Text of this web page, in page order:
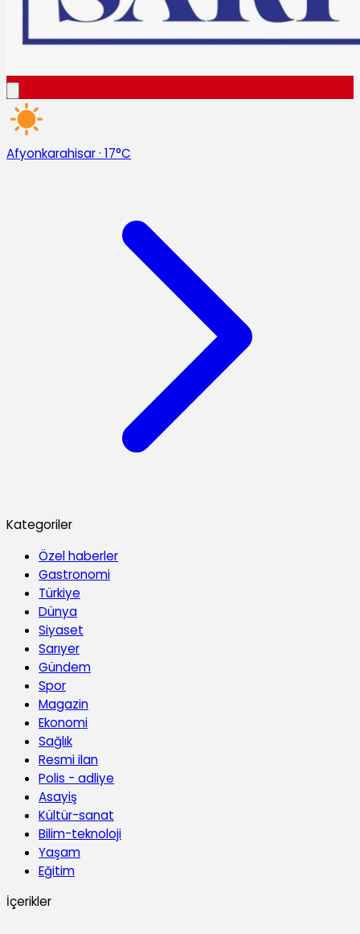
Afyonkarahisar· 17°C
Kategoriler
Özel haberler
Gastronomi
Türkiye
Dünya
Siyaset
Sarıyer
Gündem
Spor
Magazin
Ekonomi
Sağlık
Resmi ilan
Polis - adliye
Asayiş
Kültür-sanat
Bilim-teknoloji
Yaşam
Eğitim
İçerikler